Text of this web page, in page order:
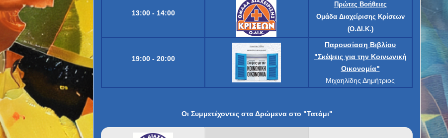
13:00 - 14:00
Πρώτες Βοήθειες
Ομάδα Διαχείρισης Κρίσεων
(Ο.ΔΙ.Κ.)
19:00 - 20:00
Παρουσίαση Βιβλίου
"Σκέψεις για την Κοινωνική
Οικονομία"
Μιχαηλίδης Δημήτριος
Οι Συμμετέχοντες στα Δρώμενα στο "Τατάμι"